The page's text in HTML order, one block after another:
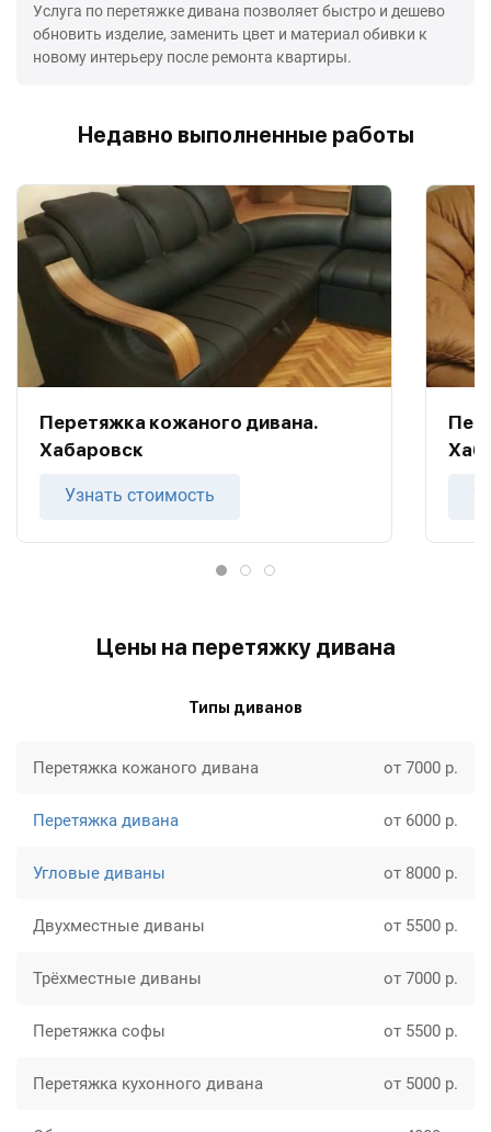
Услуга по перетяжке дивана позволяет быстро и дешево
обновить изделие, заменить цвет и материал обивки к
новому интерьеру после ремонта квартиры.
Недавно выполненные работы
Перетяжка кожаного дивана.
Хабаровск
Узнать стоимость
Цены на перетяжку дивана
Типы диванов
Перетяжка кожаного дивана от 7000 р.
Перетяжка дивана от 6000 р.
Угловые диваны от 8000 р.
Двухместные диваны от 5500 р.
Трёхместные диваны от 7000 р.
Перетяжка софы от 5500 р.
Перетяжка кухонного дивана от 5000 р.